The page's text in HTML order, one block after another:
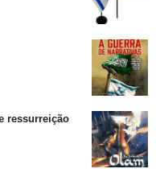
ressurreição